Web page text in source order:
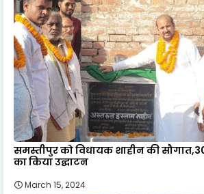
समस्तीपुर को विधायक शाहीन की
का किया उद्घाटन
March 15, 2024